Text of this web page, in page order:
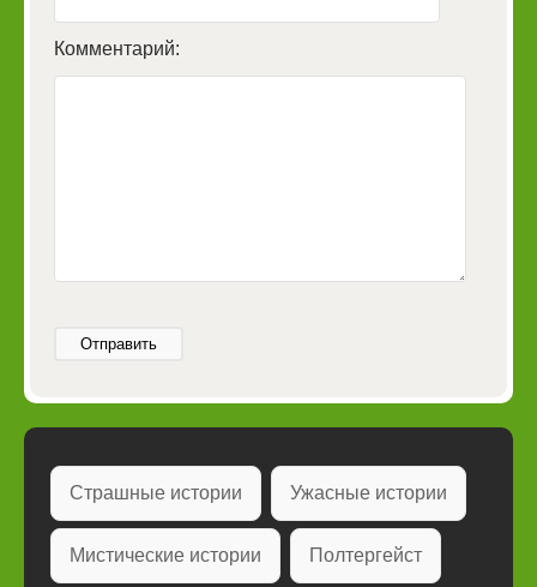
Комментарий:
Отправить
Страшные истории Ужасные истории
Мистические истории Полтергейст